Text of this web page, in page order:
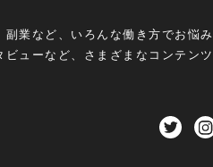
業など、いろんな働き方でお悩み
ューなど、さまざまなコンテンツ